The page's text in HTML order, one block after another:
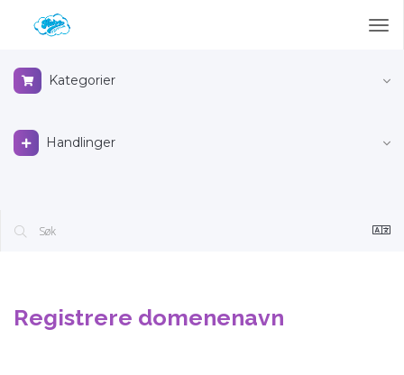
Kategorier
Handlinger
Registrere domenenavn